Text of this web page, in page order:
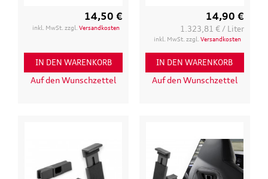
14,50 €
inkl. MwSt. zzgl.Versandkosten
IN DEN WARENKORB
Auf den Wunschzettel
14,90 €
1.323,81 € / Liter
inkl. MwSt. zzgl. Versandkosten
IN DEN WARENKORB
Auf den Wunschzettel